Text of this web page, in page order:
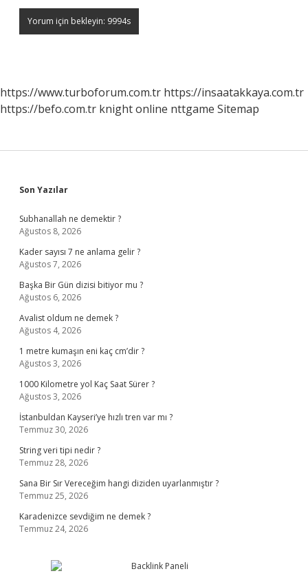
https://www.turboforum.com.tr https://insaatakkaya.com.tr
https://befo.com.tr knight online nttgame Sitemap
Sidebar
Son Yazılar
Subhanallah ne demektir ?
Ağustos 8, 2026
Kader sayısı 7 ne anlama gelir ?
Ağustos 7, 2026
Başka Bir Gün dizisi bitiyor mu ?
Ağustos 6, 2026
Avalist oldum ne demek ?
Ağustos 4, 2026
1 metre kumaşın eni kaç cm’dir ?
Ağustos 3, 2026
1000 Kilometre yol Kaç Saat Sürer ?
Ağustos 3, 2026
İstanbuldan Kayseri’ye hızlı tren var mı ?
Temmuz 30, 2026
String veri tipi nedir ?
Temmuz 28, 2026
Sana Bir Sır Vereceğim hangi diziden uyarlanmıştır ?
Temmuz 25, 2026
Karadenizce sevdiğim ne demek ?
Temmuz 24, 2026